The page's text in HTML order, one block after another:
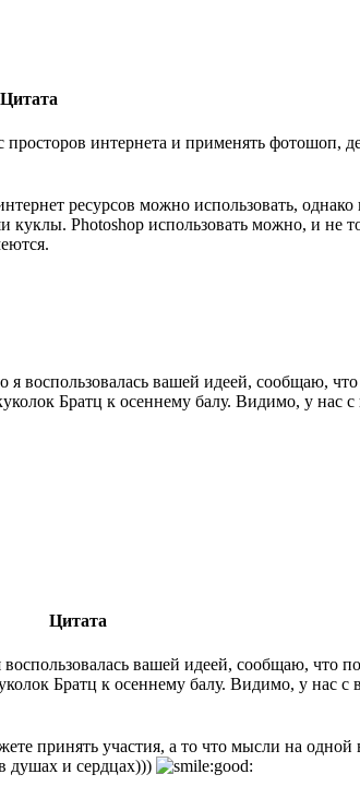
Цитата
интернета и применять фотошоп,
ресурсов можно использовать,
Photoshop использовать можно, и не
я воспользовалась вашей идеей, сообщаю,
Братц к осеннему балу. Видимо, у нас
Цитата
вашей идеей, сообщаю, что
Братц к осеннему балу. Видимо, у нас
принять участия, а то что мысли на одной
душах и сердцах)))